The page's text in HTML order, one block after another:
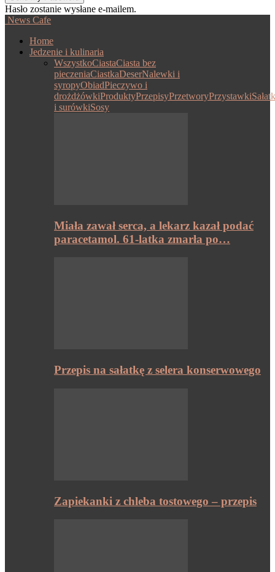
Hasło zostanie wysłane e-mailem.
News Cafe
Home
Jedzenie i kulinaria
WszystkoCiastaCiasta bez
pieczeniaCiastkaDeserNalewki i
syropyObiadPieczywo i
drożdżówkiProduktyPrzepisyPrzetworyPrzystawki
i surówkiSosy
Miała zawał serca, a lekarz kazał podać
paracetamol. 61-latka zmarła po…
Przepis na sałatkę z selera konserwowego
Zapiekanki z chleba tostowego – przepis